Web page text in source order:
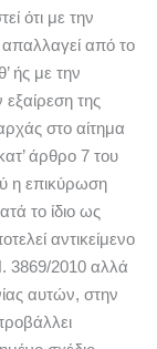
ότι με την
από το
ής με την
της
στο αίτημα
άρθρο 7 του
η επικύρωση
το ίδιο ως
αντικείμενο
3869/2010 αλλά
αυτών, στην